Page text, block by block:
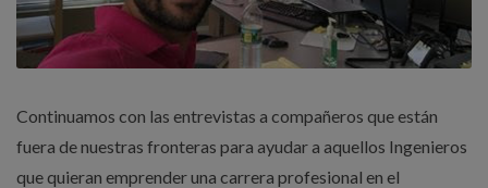
Continuamos con las entrevistas a compañeros que están
fuera de nuestras fronteras para ayudar a aquellos Ingenieros
que quieran emprender una carrera profesional en el